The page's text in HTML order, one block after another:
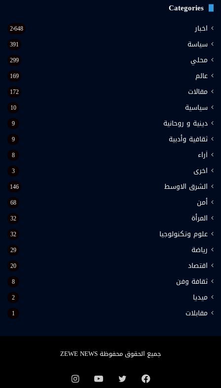
Categories
اخبار 2٬648
سياسة 391
محلي 299
عالم 169
مقالات 172
سياسية 10
دينية و روحانية 9
ثقافية وأدبية 9
اَراء 8
اخرى 3
الشرق الاوسط 146
أمن 68
المرأة 32
علوم وتكنولوجيا 32
رياضة 29
اقتصاد 20
ثقافة وفن 8
ميديا 2
مقابلات 1
جميع الحقوق محفوظة ZEWE NEWS
فيسبوكتويتر يوتيوبانستقرام